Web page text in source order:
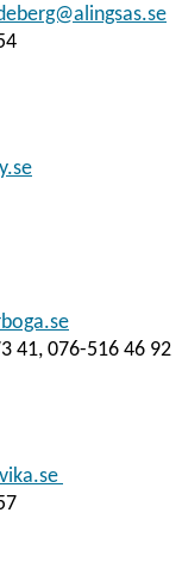
41, 076-516 46 92